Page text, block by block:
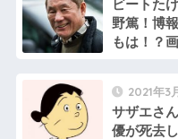
ビートた
野篤！博
もは！？
2021年3
サザエさ
優が死去